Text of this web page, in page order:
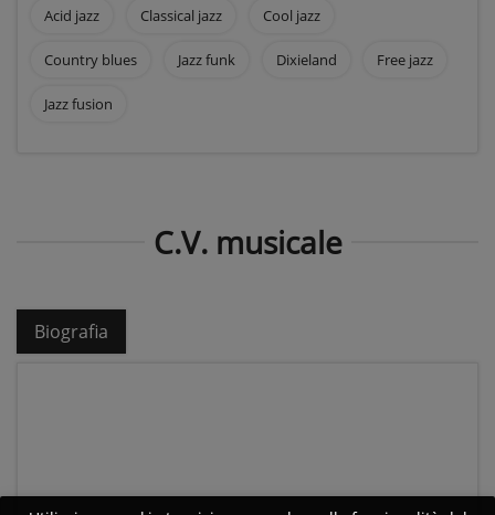
Acid jazz Classical jazz Cool jazz
Country blues Jazz funk Dixieland Free jazz
Jazz fusion
C.V. musicale
Biografia